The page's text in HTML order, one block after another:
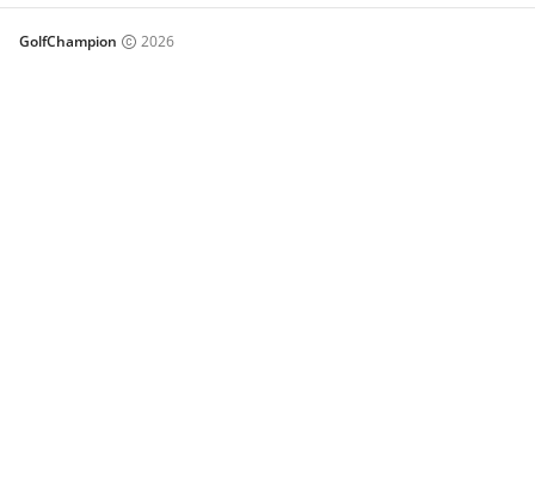
GolfChampion 2026